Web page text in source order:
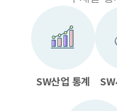
SW산업 통계 SW